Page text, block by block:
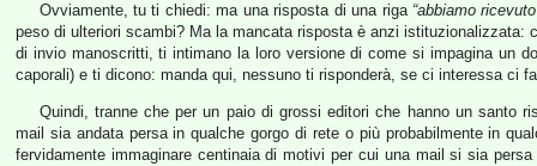
Ovviamente, tu ti chiedi: ma una risposta di una riga “abbiamo
peso di ulteriori scambi? Ma la mancata risposta è anzi istituzionalizzata:
di invio manoscritti, ti intimano la loro versione di come si impagina un
caporali) e ti dicono: manda qui, nessuno ti risponderà, se ci interessa ci
Quindi, tranne che per un paio di grossi editori che hanno un santo
mail sia andata persa in qualche gorgo di rete o più probabilmente in
fervidamente immaginare centinaia di motivi per cui una mail si sia